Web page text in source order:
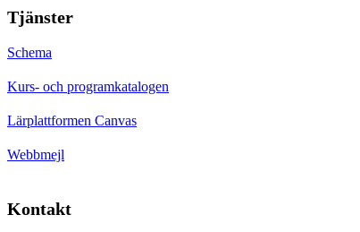
Tjänster
Schema
Kurs- och programkatalogen
Lärplattformen Canvas
Webbmejl
Kontakt